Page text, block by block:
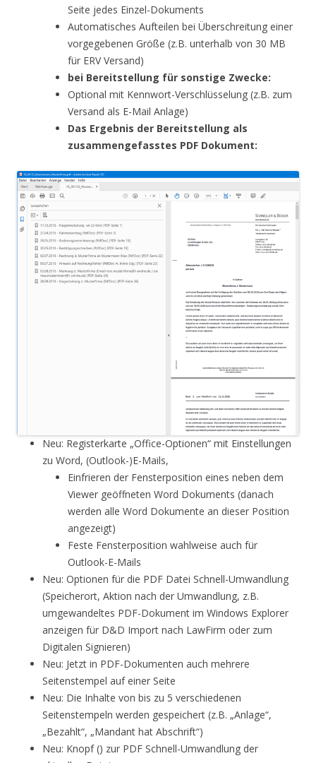
Seite jedes Einzel-Dokuments
Automatisches Aufteilen bei Überschreitung einer
vorgegebenen Größe (z.B. unterhalb von 30 MB
für ERV Versand)
bei Bereitstellung für sonstige Zwecke:
Optional mit Kennwort-Verschlüsselung (z.B. zum
Versand als E-Mail Anlage)
Das Ergebnis der Bereitstellung als
zusammengefasstes PDF Dokument:
Neu: Registerkarte „Office-Optionen“ mit Einstellungen
zu Word, (Outlook-)E-Mails,
Einfrieren der Fensterposition eines neben dem
Viewer geöffneten Word Dokuments (danach
werden alle Word Dokumente an dieser Position
angezeigt)
Feste Fensterposition wahlweise auch für
Outlook-E-Mails
Neu: Optionen für die PDF Datei Schnell-Umwandlung
(Speicherort, Aktion nach der Umwandlung, z.B.
umgewandeltes PDF-Dokument im Windows Explorer
anzeigen für D&D Import nach LawFirm oder zum
Digitalen Signieren)
Neu: Jetzt in PDF-Dokumenten auch mehrere
Seitenstempel auf einer Seite
Neu: Die Inhalte von bis zu 5 verschiedenen
Seitenstempeln werden gespeichert (z.B. „Anlage“,
„Bezahlt“, „Mandant hat Abschrift“)
Neu: Knopf () zur PDF Schnell-Umwandlung der